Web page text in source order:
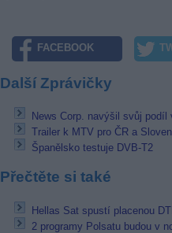
FACEBOOK
Další Zprávičky
News Corp. navýšil svůj
Trailer k MTV pro ČR a
Španělsko testuje DVB-T2
Přečtěte si také
Hellas Sat spustí placenou
2 programy Polsatu budou v